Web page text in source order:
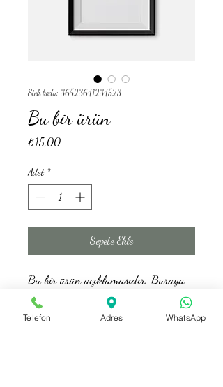
Stok kodu: 36523641234523
Bu bir ürün
₺15,00Fiyat
Adet *
Sepete Ekle
Bu bir ürün açıklamasıdır. Buraya
ürününüz hakkında bilgiler girin
örneğin: ürün materyali, boyutu,
Telefon Adres WhatsApp